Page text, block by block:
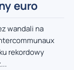
euro
wandali na
rekordowy